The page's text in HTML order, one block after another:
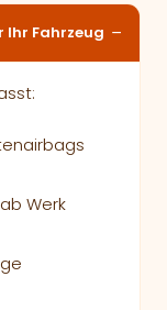
Fahrzeug
Werk